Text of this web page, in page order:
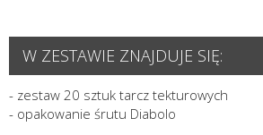
W ZESTAWIE ZNAJDUJE SIĘ:
- zestaw 20 sztuk tarcz tekturowych
- opakowanie śrutu Diabolo